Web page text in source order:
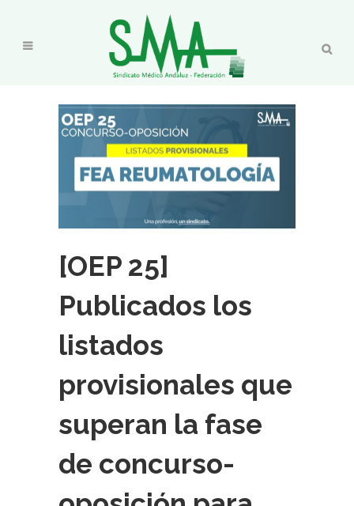
[OEP 25]
Publicados los
listados
provisionales que
superan la fase
de concurso-